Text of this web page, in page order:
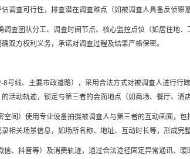
调查可行性，排查潜在调查难点（如被调查人具备反侦察
查团队分工、调查时间节点、核心监控点位（如居住地
双方权利义务，承诺对调查过程及结果严格保密。
号线、主要市政道路），采用合法方式对被调查人进行行
活动轨迹，锁定与第三者的会面地点（如商场、餐厅、酒
间）使用专业设备拍摄被调查人与第三者的互动画面，
相关场景信息，如场所名称、地址、互动时长等，形成完
、抖音等）及消费轨迹，通过合法途径固定异常通讯、